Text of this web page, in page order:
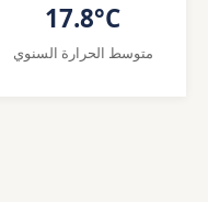
17.8°C
متوسط الحرارة السنوي